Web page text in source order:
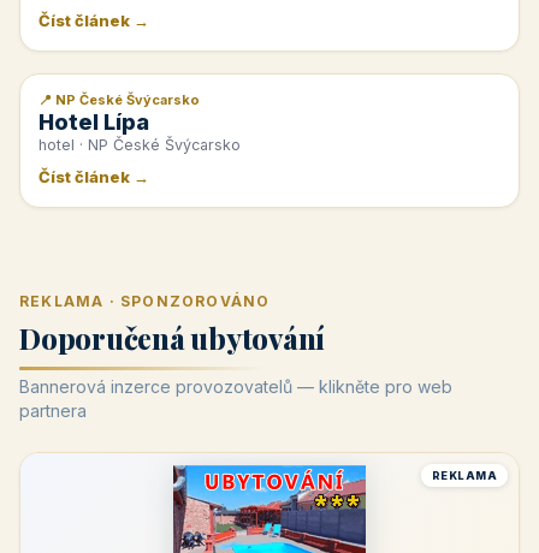
Číst článek →
📰 PR článek
📍 NP České Švýcarsko
Hotel Lípa
hotel · NP České Švýcarsko
Číst článek →
REKLAMA · SPONZOROVÁNO
Doporučená ubytování
Bannerová inzerce provozovatelů — klikněte pro web
partnera
REKLAMA